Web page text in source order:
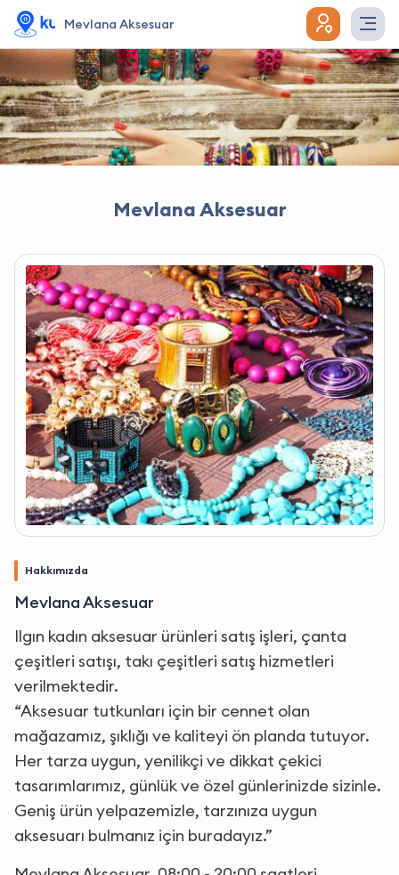
Mevlana Aksesuar
Mevlana Aksesuar
Hakkımızda
Mevlana Aksesuar
Ilgın kadın aksesuar ürünleri satış işleri, çanta
çeşitleri satışı, takı çeşitleri satış hizmetleri
verilmektedir.
“Aksesuar tutkunları için bir cennet olan
mağazamız, şıklığı ve kaliteyi ön planda tutuyor.
Her tarza uygun, yenilikçi ve dikkat çekici
tasarımlarımız, günlük ve özel günlerinizde sizinle.
Geniş ürün yelpazemizle, tarzınıza uygun
aksesuarı bulmanız için buradayız.”